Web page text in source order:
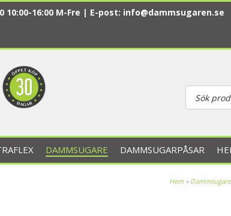
10:00-16:00 M-Fre | E-post: info@dammsugaren.se
DAMMSUGARE DAMMSUGARPÅSAR
Hem» Dammsugare